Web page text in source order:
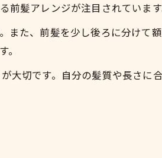
髪アレンジが注目されています
また、前髪を少し後ろに分けて
大切です。自分の髪質や長さに